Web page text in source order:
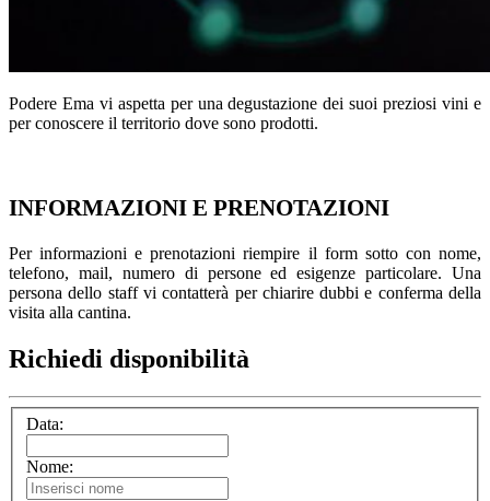
Podere Ema vi aspetta per una degustazione dei suoi preziosi vini e
per conoscere il territorio dove sono prodotti.
INFORMAZIONI E PRENOTAZIONI
Per informazioni e prenotazioni riempire il form sotto con nome,
telefono, mail, numero di persone ed esigenze particolare. Una
persona dello staff vi contatterà per chiarire dubbi e conferma della
visita alla cantina.
Richiedi disponibilità
Data:
Nome: